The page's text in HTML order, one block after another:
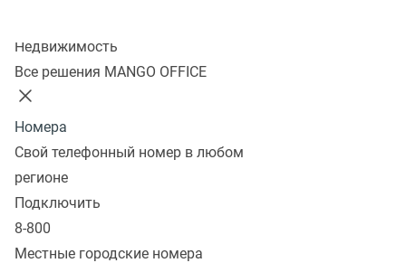
Недвижимость
Все решения MANGO OFFICE
Номера
Свой телефонный номер в любом
регионе
Подключить
8-800
Местные городские номера
пользовательского соглашения
предоставляет возможность контролировать работу
операторов и управлять своими услугами, счетом
и аккаунтом в любое время и в любом месте. Это